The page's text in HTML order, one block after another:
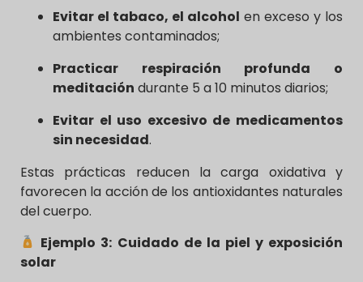
Evitar el tabaco, el alcohol en exceso y los
ambientes contaminados;
Practicar respiración profunda o
meditación durante 5 a 10 minutos diarios;
Evitar el uso excesivo de medicamentos
sin necesidad.
Estas prácticas reducen la carga oxidativa y
favorecen la acción de los antioxidantes naturales
del cuerpo.
Ejemplo 3: Cuidado de la piel y exposición
solar